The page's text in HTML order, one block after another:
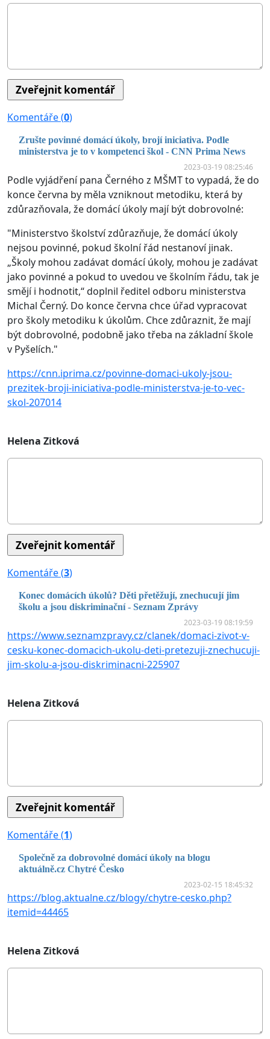
Komentáře (0)
Zrušte povinné domácí úkoly, brojí iniciativa. Podle
ministerstva je to v kompetenci škol - CNN Prima News
2023-03-19 08:25:46
Podle vyjádření pana Černého z MŠMT to vypadá, že do
konce června by měla vzniknout metodiku, která by
zdůrazňovala, že domácí úkoly mají být dobrovolné:
"Ministerstvo školství zdůrazňuje, že domácí úkoly
nejsou povinné, pokud školní řád nestanoví jinak.
„Školy mohou zadávat domácí úkoly, mohou je zadávat
jako povinné a pokud to uvedou ve školním řádu, tak je
smějí i hodnotit,“ doplnil ředitel odboru ministerstva
Michal Černý. Do konce června chce úřad vypracovat
pro školy metodiku k úkolům. Chce zdůraznit, že mají
být dobrovolné, podobně jako třeba na základní škole
v Pyšelích."
https://cnn.iprima.cz/povinne-domaci-ukoly-jsou-
prezitek-broji-iniciativa-podle-ministerstva-je-to-vec-
skol-207014
Helena Zitková
Komentáře (3)
Konec domácích úkolů? Děti přetěžují, znechucují jim
školu a jsou diskriminační - Seznam Zprávy
2023-03-19 08:19:59
https://www.seznamzpravy.cz/clanek/domaci-zivot-v-
cesku-konec-domacich-ukolu-deti-pretezuji-znechucuji-
jim-skolu-a-jsou-diskriminacni-225907
Helena Zitková
Komentáře (1)
Společně za dobrovolné domácí úkoly na blogu
aktuálně.cz Chytré Česko
2023-02-15 18:45:32
https://blog.aktualne.cz/blogy/chytre-cesko.php?
itemid=44465
Helena Zitková